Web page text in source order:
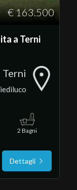
€ 163.500
a Terni
Terni
2 Bagni
Dettagli